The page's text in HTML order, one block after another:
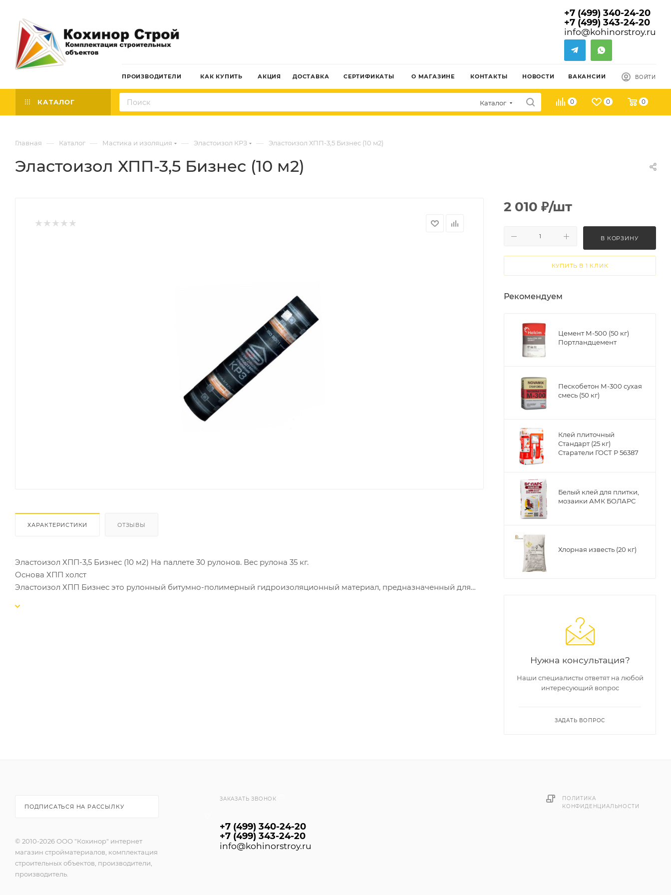
+7 (499) 340-24-20
+7 (499) 343-24-20
info@kohinorstroy.ru
ПРОИЗВОДИТЕЛИ КАК КУПИТЬ АКЦИЯ ДОСТАВКА СЕРТИФИКАТЫ О МАГАЗИНЕ КОНТАКТЫ НОВОСТИ ВАКАНСИИ ВОЙТИ
КАТАЛОГ Каталог 0 0 0
Главная — Каталог — Мастика и изоляция — Эластоизол КРЗ — Эластоизол ХПП-3,5 Бизнес (10 м2)
Эластоизол ХПП-3,5 Бизнес (10 м2)
ХАРАКТЕРИСТИКИ ОТЗЫВЫ
Эластоизол ХПП-3,5 Бизнес (10 м2) На паллете 30 рулонов. Вес рулона 35 кг.
Основа ХПП холст
Эластоизол ХПП Бизнес это рулонный битумно-полимерный гидроизоляционный материал, предназначенный для
2 010 ₽/шт
В КОРЗИНУ
КУПИТЬ В 1 КЛИК
Рекомендуем
Цемент М-500 (50 кг)
Портландцемент
Пескобетон М-300 сухая
смесь (50 кг)
Клей плиточный
Стандарт (25 кг)
Старатели ГОСТ Р 56387
Белый клей для плитки,
мозаики АМК БОЛАРС
Хлорная известь (20 кг)
Нужна консультация?
Наши специалисты ответят на любой
интересующий вопрос
ЗАДАТЬ ВОПРОС
ПОДПИСАТЬСЯ НА РАССЫЛКУ
© 2010-2026 ООО "Кохинор" интернет
магазин стройматериалов, комплектация
строительных объектов, производители,
производитель.
ЗАКАЗАТЬ ЗВОНОК
+7 (499) 340-24-20
+7 (499) 343-24-20
info@kohinorstroy.ru
ПОЛИТИКА
КОНФИДЕНЦИАЛЬНОСТИ